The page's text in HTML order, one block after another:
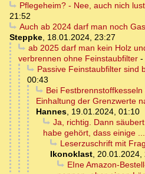
Pflegeheim? - Nee, auch nich
21:52
Auch ab 2024 darf man noch
Steppke, 18.01.2024, 23:27
ab 2025 darf man kein Holz
verbrennen ohne Feinstaubfilter -
Passive Feinstaubfilter sind
00:43
Bei
Einhaltung der Grenzwerte
Hannes, 19.01.2024, 01:10
Ja, richtig. Dann
habe gehört, dass einige ...
Leserzuschrift mit
Ikonoklast, 20.01.2024,
EIne Amazon-